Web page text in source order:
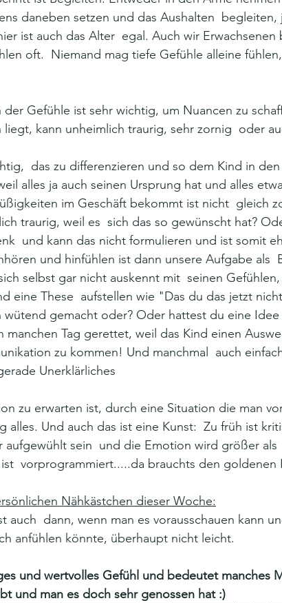
daneben setzen und das Aushalten  begleiten,
ist auch das Alter  egal. Auch wir Erwachsenen
oft.  Niemand mag tiefe Gefühle alleine
Gefühle ist sehr wichtig, um Nuancen zu
kann unheimlich traurig, sehr zornig  oder
das zu differenzieren und so dem Kind in
alles ja auch seinen Ursprung hat und alles
im Geschäft bekommt ist nicht  gleich
traurig, weil es  sich das so gewünscht hat?
und kann das nicht formulieren und ist somit
und hinfühlen ist dann unsere Aufgabe als
selbst gar nicht auskennt mit  seinen
eine These  aufstellen wie "Das du das jetzt
wütend gemacht oder? Oder hattest du eine Idee
manchen Tag gerettet, weil das Kind einen
zu kommen! Und manchmal  auch
Unerklärliches
zu erwarten ist, durch eine Situation die man
alles. Und auch das ist eine Kunst:  Zu früh ist
aufgewühlt sein  und die Emotion wird größer
vorprogrammiert.....da brauchts den goldenen
Nähkästchen dieser Woche:
anfühlen könnte, überhaupt nicht leicht.
und wertvolles Gefühl und bedeutet manches
und man es doch sehr genossen hat :)